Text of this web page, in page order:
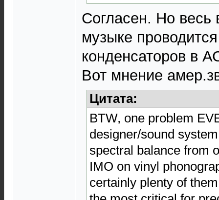
Cогласен. Но весь
музыке
конденсаторов в
Вот мнение
Цитата:
BTW, one problem
designer/sound
spectral balance from
IMO on vinyl
certainly plenty of